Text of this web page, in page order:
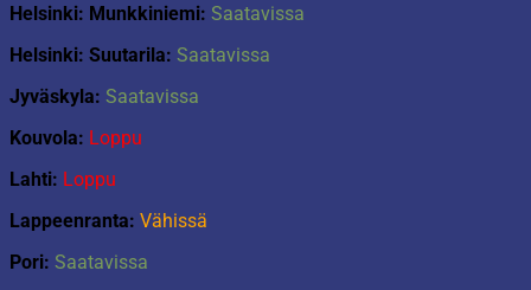
Helsinki: Munkkiniemi: Saatavissa
Helsinki: Suutarila: Saatavissa
Jyväskyla: Saatavissa
Kouvola: Loppu
Lahti: Loppu
Lappeenranta: Vähissä
Pori: Saatavissa